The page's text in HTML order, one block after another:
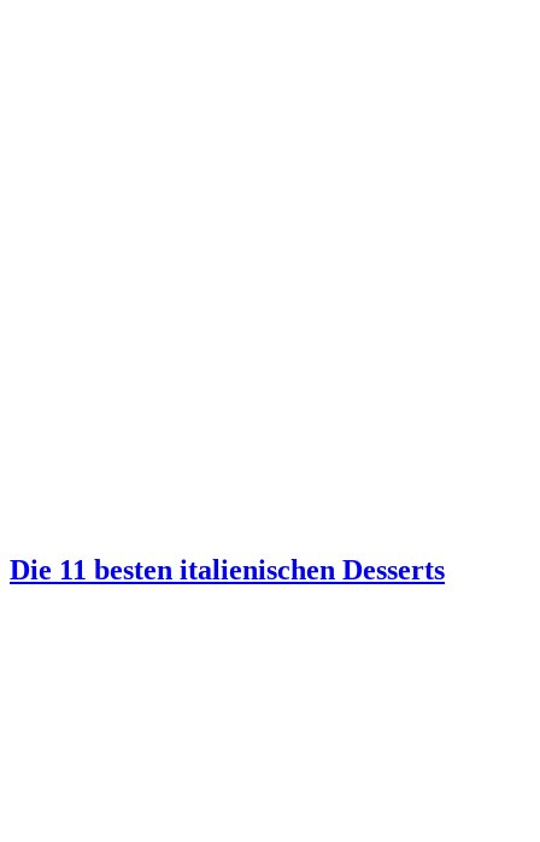
Die 11 besten italienischen Desserts